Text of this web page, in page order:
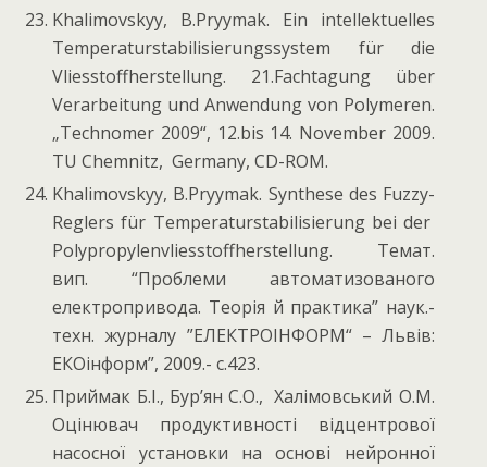
Khalimovskyy, B.Pryymak. Ein intellektuelles
Temperaturstabilisierungssystem für die
Vliesstoffherstellung. 21.Fachtagung über
Verarbeitung und Anwendung von Polymeren.
„Technomer 2009“, 12.bis 14. November 2009.
TU Chemnitz, Germany, CD-ROM.
Khalimovskyy, B.Pryymak. Synthese des Fuzzy-
Reglers für Temperaturstabilisierung bei der
Polypropylenvliesstoffherstellung. Темат.
вип. “Проблеми автоматизованого
електропривода. Теорія й практика” наук.-
техн. журналу ”ЕЛЕКТРОІНФОРМ“ – Львів:
ЕКОінформ”, 2009.- с.423.
Приймак Б.І., Бур’ян С.О., Халімовський О.М.
Оцінювач продуктивності відцентрової
насосної установки на основі нейронної